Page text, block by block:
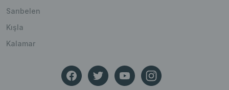
Sarıbelen
Kışla
Kalamar